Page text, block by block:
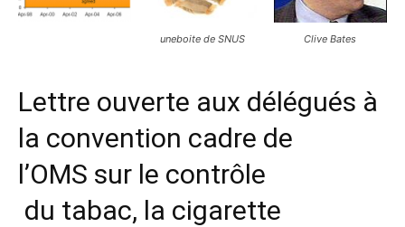
uneboite de SNUS Clive Bates
Lettre ouverte aux délégués à
la convention cadre de
l’OMS sur le contrôle
du tabac, la cigarette